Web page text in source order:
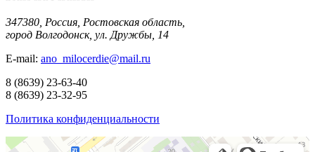
347380, Россия, Ростовская область,
город Волгодонск, ул. Дружбы, 14
E-mail: ano_milocerdie@mail.ru
8 (8639) 23-63-40
8 (8639) 23-32-95
Политика конфиденциальности